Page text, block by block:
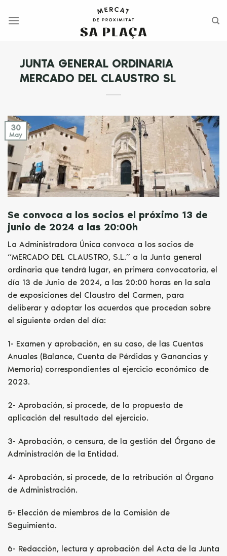
JUNTA GENERAL ORDINARIA
MERCADO DEL CLAUSTRO SL
30
May
Se convoca a los socios el próximo 13 de
junio de 2024 a las 20:00h
La Administradora Única convoca a los socios de
“MERCADO DEL CLAUSTRO, S.L.” a la Junta general
ordinaria que tendrá lugar, en primera convocatoria, el
día 13 de Junio de 2024, a las 20:00 horas en la sala
de exposiciones del Claustro del Carmen, para
deliberar y adoptar los acuerdos que procedan sobre
el siguiente orden del día:
1- Examen y aprobación, en su caso, de las Cuentas
Anuales (Balance, Cuenta de Pérdidas y Ganancias y
Memoria) correspondientes al ejercicio económico de
2023.
2- Aprobación, si procede, de la propuesta de
aplicación del resultado del ejercicio.
3- Aprobación, o censura, de la gestión del Órgano de
Administración de la Entidad.
4- Aprobación, si procede, de la retribución al Órgano
de Administración.
5- Elección de miembros de la Comisión de
Seguimiento.
6- Redacción, lectura y aprobación del Acta de la Junta